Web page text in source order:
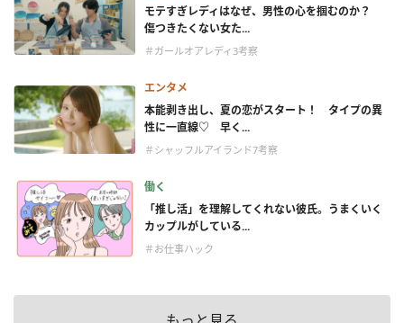
モテすぎレディはなぜ、男性の心を掴むのか？
傷つきたくない女た...
＃ガールオアレディ3考察
エンタメ
本能剥き出し、夏の恋がスタート！ タイプの異
性に一直線♡ 早く...
＃シャッフルアイランド7考察
働く
「推し活」を理解してくれない彼氏。うまくいく
カップルがしている...
＃お仕事ハック